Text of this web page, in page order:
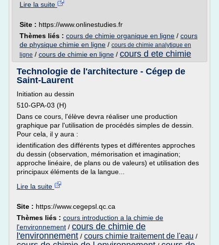
Lire la suite
Site : https://www.onlinestudies.fr
Thèmes liés : cours de chimie organique en ligne / cours
de physique chimie en ligne / cours de chimie analytique en
ligne / cours de chimie en ligne / cours d ete chimie
Technologie de l'architecture - Cégep de
Saint-Laurent
Initiation au dessin
510-GPA-03 (H)
Dans ce cours, l'élève devra réaliser une production
graphique par l'utilisation de procédés simples de dessin.
Pour cela, il y aura :
identification des différents types et différentes approches
du dessin (observation, mémorisation et imagination;
approche linéaire, de plans ou de valeurs) et utilisation des
principaux éléments de la langue...
Lire la suite
Site : https://www.cegepsl.qc.ca
Thèmes liés : cours introduction a la chimie de
l'environnement / cours de chimie de
l'environnement / cours chimie traitement de l'eau /